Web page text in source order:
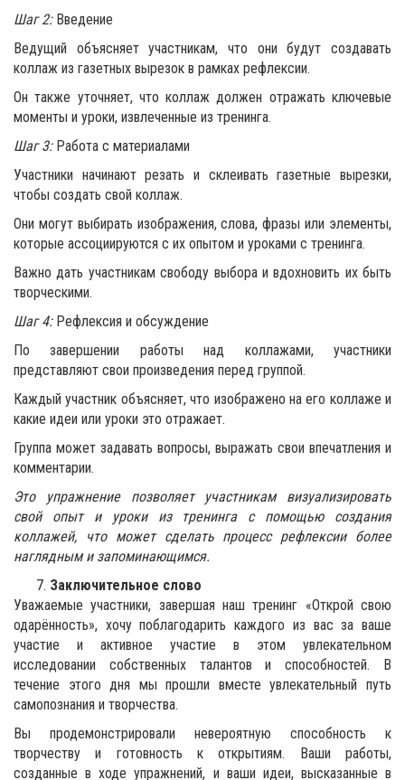
Шаг 2:Введение
Ведущий объясняет участникам, что они будут создавать
коллаж из газетных вырезок в рамках рефлексии.
Он также уточняет, что коллаж должен отражать ключевые
моменты и уроки, извлеченные из тренинга.
Шаг 3:Работа с материалами
Участники начинают резать и склеивать газетные вырезки,
чтобы создать свой коллаж.
Они могут выбирать изображения, слова, фразы или элементы,
которые ассоциируются с их опытом и уроками с тренинга.
Важно дать участникам свободу выбора и вдохновить их быть
творческими.
Шаг 4:Рефлексия и обсуждение
По завершении работы над коллажами, участники
представляют свои произведения перед группой.
Каждый участник объясняет, что изображено на его коллаже и
какие идеи или уроки это отражает.
Группа может задавать вопросы, выражать свои впечатления и
комментарии.
Это упражнение позволяет участникам визуализировать
свой опыт и уроки из тренинга с помощью создания
коллажей, что может сделать процесс рефлексии более
наглядным и запоминающимся.
Заключительное слово
Уважаемые участники, завершая наш тренинг «Открой свою
одарённость», хочу поблагодарить каждого из вас за ваше
участие и активное участие в этом увлекательном
исследовании собственных талантов и способностей. В
течение этого дня мы прошли вместе увлекательный путь
самопознания и творчества.
Вы продемонстрировали невероятную способность к
творчеству и готовность к открытиям. Ваши работы,
созданные в ходе упражнений, и ваши идеи, высказанные в